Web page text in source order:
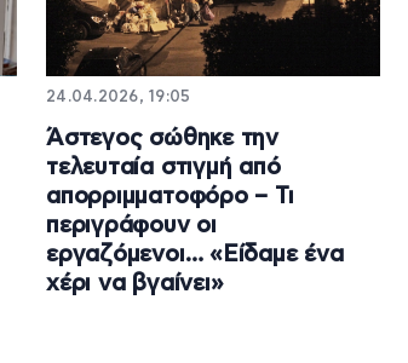
24.04.2026, 19:05
Άστεγος σώθηκε την
τελευταία στιγμή από
απορριμματοφόρο – Τι
περιγράφουν οι
εργαζόμενοι… «Είδαμε ένα
χέρι να βγαίνει»